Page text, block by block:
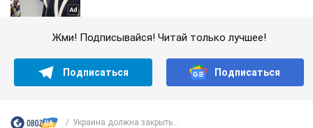
Жми! Подписывайся! Читай только лучшее!
Подписаться Подписаться
Украина должна закрыть...